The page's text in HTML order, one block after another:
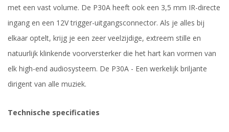
met een vast volume. De P30A heeft ook een 3,5 mm IR-directe
ingang en een 12V trigger-uitgangsconnector. Als je alles bij
elkaar optelt, krijg je een zeer veelzijdige, extreem stille en
natuurlijk klinkende voorversterker die het hart kan vormen van
elk high-end audiosysteem. De P30A - Een werkelijk briljante
dirigent van alle muziek.
Technische specificaties